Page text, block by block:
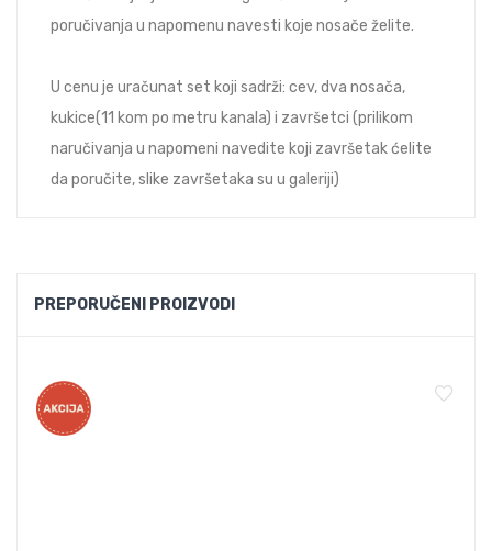
poručivanja u napomenu navesti koje nosače želite.
U cenu je uračunat set koji sadrži: cev, dva nosača,
kukice(11 kom po metru kanala) i završetci (prilikom
naručivanja u napomeni navedite koji završetak ćelite
da poručite, slike završetaka su u galeriji)
PREPORUČENI PROIZVODI